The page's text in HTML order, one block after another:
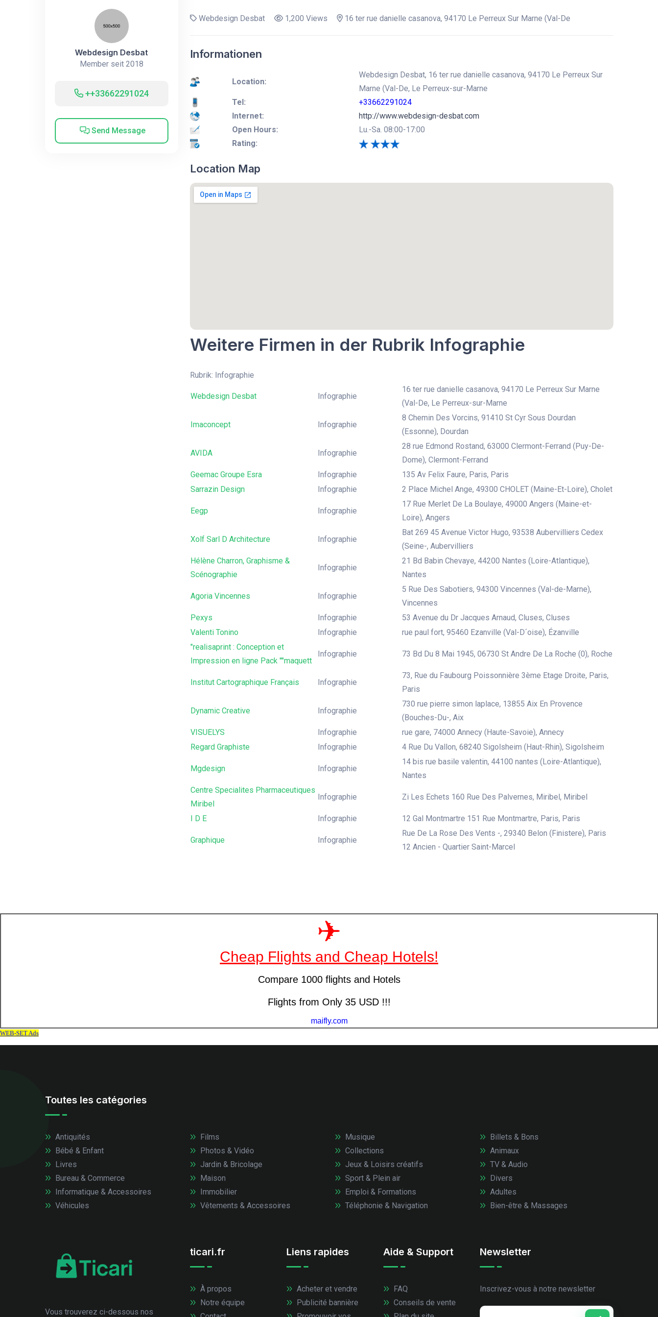
Webdesign Desbat
Member seit 2018
++33662291024
Send Message
Webdesign Desbat 1,200 Views 16 ter rue danielle casanova, 94170 Le Perreux Sur Marne (Val-De
Informationen
Location:
Webdesign Desbat, 16 ter rue danielle casanova, 94170 Le Perreux Sur
Marne (Val-De, Le Perreux-sur-Marne
Tel:
+33662291024
Internet:
http://www.webdesign-desbat.com
Open Hours:
Lu.-Sa. 08:00-17:00
Rating:
Location Map
Weitere Firmen in der Rubrik Infographie
Rubrik: Infographie
Webdesign Desbat Infographie
16 ter rue danielle casanova, 94170 Le Perreux Sur Marne
(Val-De, Le Perreux-sur-Marne
Imaconcept Infographie
8 Chemin Des Vorcins, 91410 St Cyr Sous Dourdan
(Essonne), Dourdan
AVIDA Infographie
28 rue Edmond Rostand, 63000 Clermont-Ferrand (Puy-De-
Dome), Clermont-Ferrand
Geemac Groupe Esra
Infographie
135 Av Felix Faure, Paris, Paris
Sarrazin Design
Infographie 2 Place Michel Ange, 49300 CHOLET (Maine-Et-Loire), Cholet
Eegp Infographie
17 Rue Merlet De La Boulaye, 49000 Angers (Maine-et-
Loire), Angers
Xolf Sarl D Architecture Infographie
Bat 269 45 Avenue Victor Hugo, 93538 Aubervilliers Cedex
(Seine-, Aubervilliers
Hélène Charron, Graphisme &
Scénographie
Infographie
21 Bd Babin Chevaye, 44200 Nantes (Loire-Atlantique),
Nantes
Agoria Vincennes Infographie
5 Rue Des Sabotiers, 94300 Vincennes (Val-de-Marne),
Vincennes
Pexys
Infographie
53 Avenue du Dr Jacques Arnaud, Cluses, Cluses
Valenti Tonino
Infographie
rue paul fort, 95460 Ezanville (Val-D´oise), Ézanville
"realisaprint : Conception et
Impression en ligne Pack ""maquett
Infographie 73 Bd Du 8 Mai 1945, 06730 St Andre De La Roche (0), Roche
Institut Cartographique Français Infographie
73, Rue du Faubourg Poissonnière 3ème Etage Droite, Paris,
Paris
Dynamic Creative Infographie
730 rue pierre simon laplace, 13855 Aix En Provence
(Bouches-Du-, Aix
VISUELYS
Infographie
rue gare, 74000 Annecy (Haute-Savoie), Annecy
Regard Graphiste
Infographie 4 Rue Du Vallon, 68240 Sigolsheim (Haut-Rhin), Sigolsheim
Mgdesign Infographie
14 bis rue basile valentin, 44100 nantes (Loire-Atlantique),
Nantes
Centre Specialites Pharmaceutiques
Miribel
Infographie Zi Les Echets 160 Rue Des Palvernes, Miribel, Miribel
I D E Infographie 12 Gal Montmartre 151 Rue Montmartre, Paris, Paris
Graphique Infographie
Rue De La Rose Des Vents -, 29340 Belon (Finistere), Paris
12 Ancien - Quartier Saint-Marcel
Toutes les catégories
Antiquités
Bébé & Enfant
Livres
Bureau & Commerce
Informatique & Accessoires
Véhicules
Films
Photos & Vidéo
Jardin & Bricolage
Maison
Immobilier
Vêtements & Accessoires
Musique
Collections
Jeux & Loisirs créatifs
Sport & Plein air
Emploi & Formations
Téléphonie & Navigation
Billets & Bons
Animaux
TV & Audio
Divers
Adultes
Bien-être & Massages
Vous trouverez ci-dessous nos
ticari.fr
À propos
Notre équipe
Liens rapides
Acheter et vendre
Publicité bannière
Aide & Support
FAQ
Conseils de vente
Newsletter
Inscrivez-vous à notre newsletter